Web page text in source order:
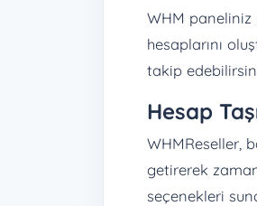
WHM paneliniz
hesaplarını
takip
Hesap
WHMReseller,
getirerek
seçenekleri